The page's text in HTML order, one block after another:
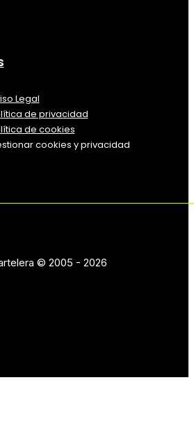
Legal
de privacidad
de cookies
cookies y privacidad
© 2005 - 2026